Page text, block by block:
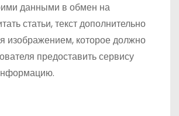
данными в обмен на
статьи, текст дополнительно
изображением, которое должно
предоставить сервису